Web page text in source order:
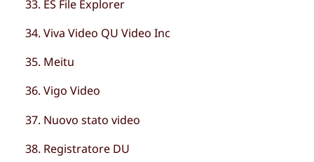
ES File Explorer
Viva Video QU Video Inc
Meitu
Vigo Video
Nuovo stato video
Registratore DU